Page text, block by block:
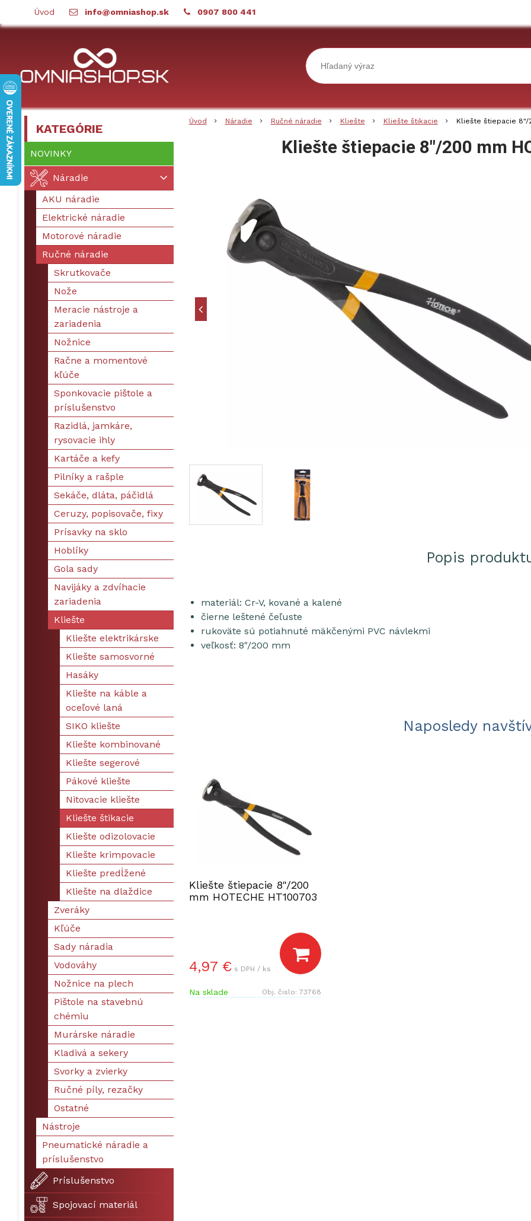
Úvod info@omniashop.sk 0907 800 441
Úvod Náradie Ručné náradie Kliešte Kliešte štikacie Kliešte štiepacie 8"/
Kliešte štiepacie 8"/200 mm
Popis
materiál: Cr-V, kované a kalené
čierne leštené čeľuste
rukoväte sú potiahnuté mäkčenými PVC návlekmi
veľkosť: 8"/200 mm
Naposledy
Kliešte štiepacie 8"/200
mm HOTECHE HT100703
4,97 € s DPH / ks
Na sklade Obj. čislo:73768
KATEGÓRIE
NOVINKY
Náradie
AKU náradie
Elektrické náradie
Motorové náradie
Ručné náradie
Skrutkovače
Nože
Meracie nástroje a
zariadenia
Nožnice
Račne a momentové
kľúče
Sponkovacie pištole a
príslušenstvo
Razidlá, jamkáre,
rysovacie ihly
Kartáče a kefy
Pilníky a rašple
Sekáče, dláta, páčidlá
Ceruzy, popisovače, fixy
Prísavky na sklo
Hoblíky
Gola sady
Navijáky a zdvíhacie
zariadenia
Kliešte
Kliešte elektrikárske
Kliešte samosvorné
Hasáky
Kliešte na káble a
oceľové laná
SIKO kliešte
Kliešte kombinované
Kliešte segerové
Pákové kliešte
Nitovacie kliešte
Kliešte štikacie
Kliešte odizolovacie
Kliešte krimpovacie
Kliešte predĺžené
Kliešte na dlaždice
Zveráky
Kľúče
Sady náradia
Vodováhy
Nožnice na plech
Pištole na stavebnú
chémiu
Murárske náradie
Kladivá a sekery
Svorky a zvierky
Ručné píly, rezačky
Ostatné
Nástroje
Pneumatické náradie a
príslušenstvo
Príslušenstvo
Spojovací materiál